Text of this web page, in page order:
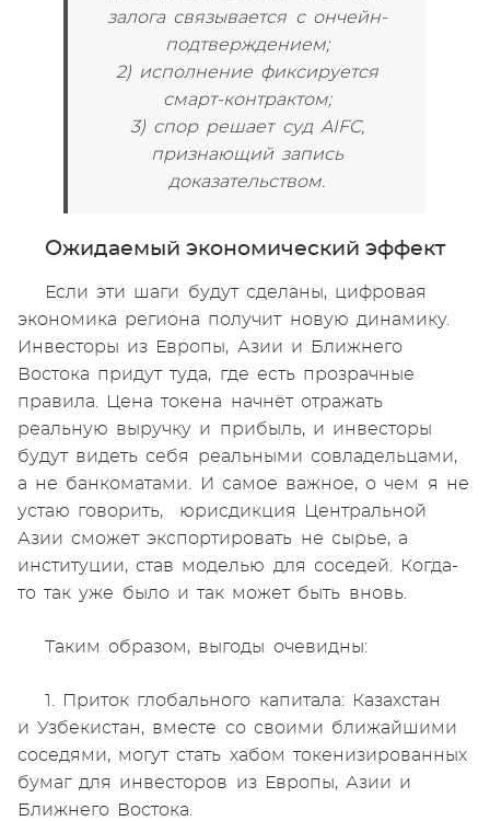
залога связывается с ончейн-
подтверждением;
2) исполнение фиксируется
смарт-контрактом;
3) спор решает суд AIFC,
признающий запись
доказательством.
Ожидаемый экономический эффект
Если эти шаги будут сделаны, цифровая
экономика региона получит новую динамику.
Инвесторы из Европы, Азии и Ближнего
Востока придут туда, где есть прозрачные
правила. Цена токена начнёт отражать
реальную выручку и прибыль, и инвесторы
будут видеть себя реальными совладельцами,
а не банкоматами. И самое важное, о чем я не
устаю говорить, юрисдикция Центральной
Азии сможет экспортировать не сырье, а
институции, став моделью для соседей. Когда-
то так уже было и так может быть вновь.
Таким образом, выгоды очевидны:
1. Приток глобального капитала: Казахстан
и Узбекистан, вместе со своими ближайшими
соседями, могут стать хабом токенизированных
бумаг для инвесторов из Европы, Азии и
Ближнего Востока.